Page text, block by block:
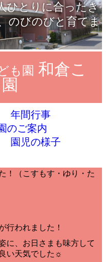
ひとりに合ったき
のびのびと育てま
も園 和倉こ
年間行事
のご案内
園児の様子
！（こすもす・ゆり・た
行われました！
に、お日さまも味方して
い天気でした☼